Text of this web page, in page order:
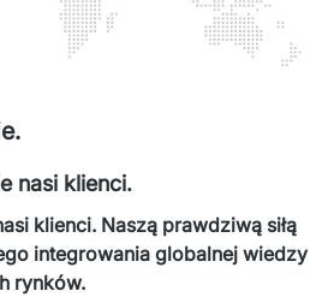
nasi klienci.
klienci. Naszą prawdziwą siłą
integrowania globalnej wiedzy
rynków.